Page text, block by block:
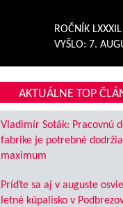
ROČNÍK LXXXIL
VYŠLO: 7.
AKTUÁLNE TOP
Vladimír Soták: Pracovnú
fabrike je potrebné
maximum
Príďte sa aj v auguste
letné kúpalisko v